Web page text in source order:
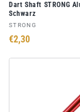
Dart Shaft STRONG
Schwarz
Anbieter:
STRONG
Normaler
€2,30